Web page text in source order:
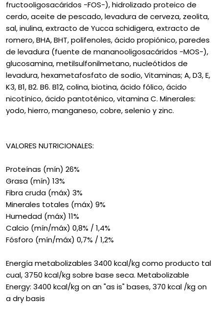
fructooligosacáridos -FOS-), hidrolizado proteico de
cerdo, aceite de pescado, levadura de cerveza, zeolita,
sal, inulina, extracto de Yucca schidigera, extracto de
romero, BHA, BHT, polifenoles, ácido propiónico, paredes
de levadura (fuente de mananooligosacáridos -MOS-),
glucosamina, metilsulfonilmetano, nucleótidos de
levadura, hexametafosfato de sodio, Vitaminas; A, D3, E,
K3, B1, B2. B6. B12, colina, biotina, ácido fólico, ácido
nicotínico, ácido pantoténico, vitamina C. Minerales:
yodo, hierro, manganeso, cobre, selenio y zinc.
VALORES NUTRICIONALES:
Proteínas (mín) 26%
Grasa (mín) 13%
Fibra cruda (máx) 3%
Minerales totales (máx) 9%
Humedad (máx) 11%
Calcio (mín/máx) 0,8% / 1,4%
Fósforo (mín/máx) 0,7% / 1,2%
Energía metabolizables 3400 kcal/kg como producto tal
cual, 3750 kcal/kg sobre base seca. Metabolizable
Energy: 3400 kcal/kg on an "as is" bases, 370 kcal /kg on
a dry basis